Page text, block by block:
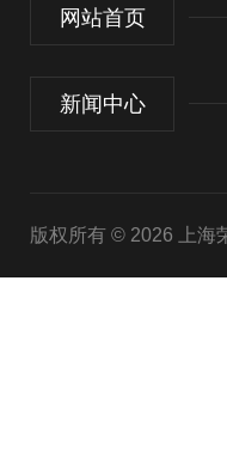
网站首页
新闻中心
版权所有 © 2026 上海